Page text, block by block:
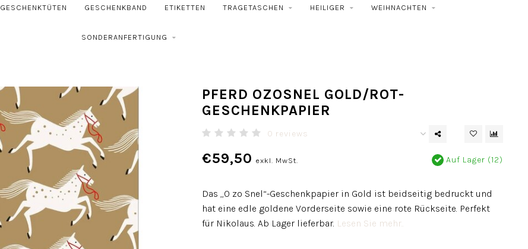
GESCHENKTÜTEN GESCHENKBAND ETIKETTEN TRAGETASCHEN HEILIGER WEIHNACHTEN
SONDERANFERTIGUNG
PFERD OZOSNEL GOLD/ROT-
GESCHENKPAPIER
0 reviews
€59,50 exkl. MwSt. Auf Lager (12)
Das „O zo Snel“-Geschenkpapier in Gold ist beidseitig bedruckt und
hat eine edle goldene Vorderseite sowie eine rote Rückseite. Perfekt
für Nikolaus. Ab Lager lieferbar. Lesen Sie mehr..